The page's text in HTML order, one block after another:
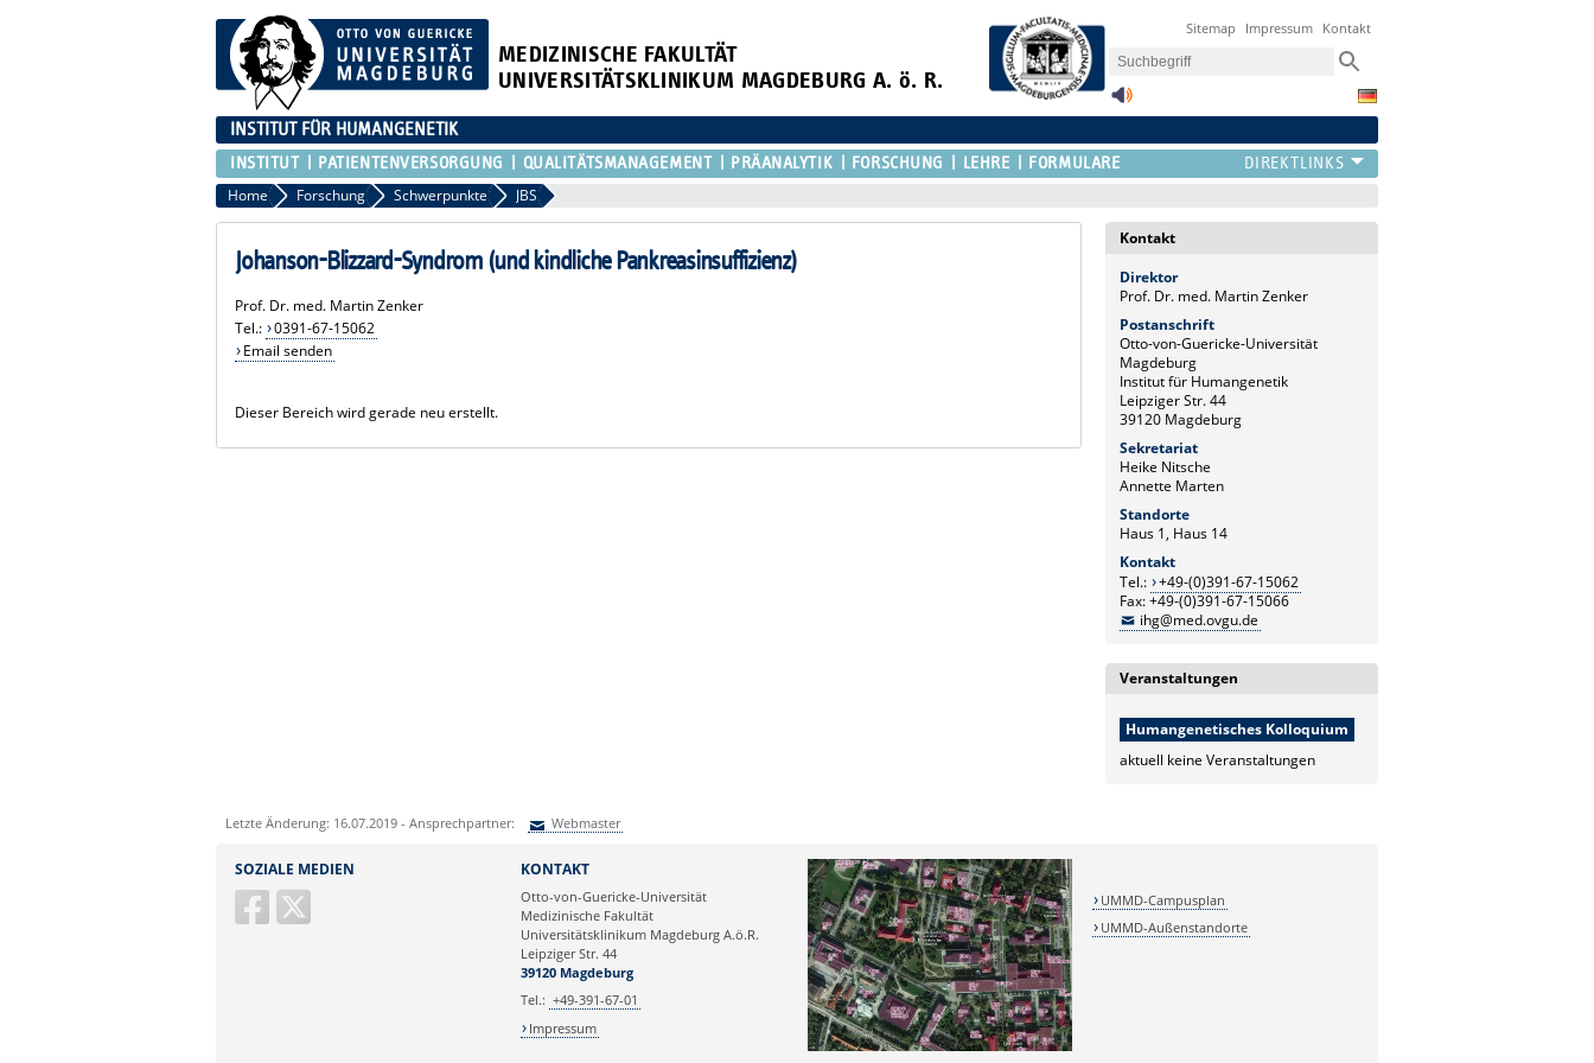
MEDIZINISCHE FAKULTÄT
UNIVERSITÄTSKLINIKUM MAGDEBURG A. ö. R.
Sitemap Impressum Kontakt
INSTITUT FÜR HUMANGENETIK
INSTITUT PATIENTENVERSORGUNG QUALITÄTSMANAGEMENT PRÄANALYTIK FORSCHUNG LEHRE FORMULARE
Home Forschung Schwerpunkte JBS
Johanson-Blizzard-Syndrom (und kindliche Pankreasinsuffizienz)
Prof. Dr. med. Martin Zenker
Tel.: 0391-67-15062
Email senden
Dieser Bereich wird gerade neu erstellt.
Kontakt
Direktor
Prof. Dr. med. Martin Zenker
Postanschrift
Otto-von-Guericke-Universität
Magdeburg
Institut für Humangenetik
Leipziger Str. 44
39120 Magdeburg
Sekretariat
Heike Nitsche
Annette Marten
Standorte
Haus 1, Haus 14
Kontakt
Tel.: +49-(0)391-67-15062
Fax: +49-(0)391-67-15066
ihg@med.ovgu.de
Veranstaltungen
Humangenetisches Kolloquium
aktuell keine Veranstaltungen
Letzte Änderung: 16.07.2019 - Ansprechpartner: Webmaster
Ihre E-Mailadresse:
SOZIALE MEDIEN KONTAKT
Otto-von-Guericke-Universität
Medizinische Fakultät
Universitätsklinikum Magdeburg A.ö.R.
Leipziger Str. 44
39120 Magdeburg
Tel.: +49-391-67-01
Impressum
UMMD-Campusplan
UMMD-Außenstandorte